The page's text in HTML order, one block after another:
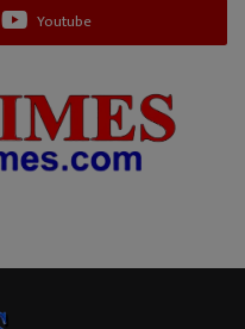
Youtube